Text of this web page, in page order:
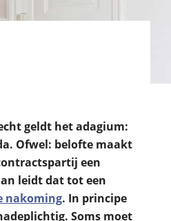
geldt het adagium:
Ofwel: belofte maakt
een
leidt dat tot een
nakoming. In principe
Soms moet